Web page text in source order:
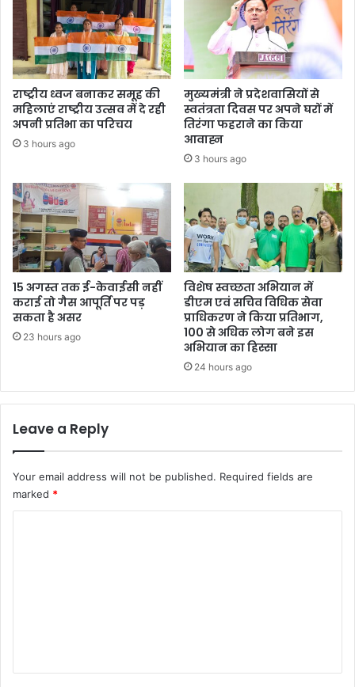
राष्ट्रीय ध्वज बनाकर समूह की
महिलाएं राष्ट्रीय उत्सव में दे रही
अपनी प्रतिभा का परिचय
3 hours ago
मुख्यमंत्री ने प्रदेशवासियों से
स्वतंत्रता दिवस पर अपने घरों में
तिरंगा फहराने का किया
आवाह्न
3 hours ago
15 अगस्त तक ई-केवाईसी नहीं
कराई तो गैस आपूर्ति पर पड़
सकता है असर
23 hours ago
विशेष स्वच्छता अभियान में
डीएम एवं सचिव विधिक सेवा
प्राधिकरण ने किया प्रतिभाग,
100 से अधिक लोग बने इस
अभियान का हिस्सा
24 hours ago
Leave a Reply
Your email address will not be published. Required fields are
marked *